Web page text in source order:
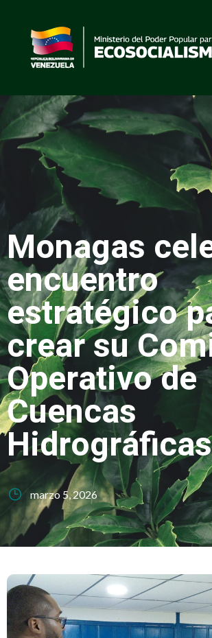
Monagas
encuentro
estratégico
crear su
Operativo de
Cuencas
Hidrográficas
marzo 5, 2026